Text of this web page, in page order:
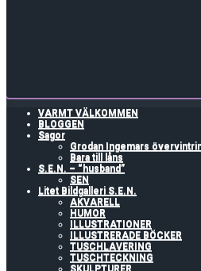
VARMT VÄLKOMMEN
BLOGGEN
Sagor
Grodan Ingemars
Bara till låns
S.E.N. – “husband”
SEN
Litet Bildgalleri S.E.N.
AKVARELL
HUMOR
ILLUSTRATIONER
ILLUSTRERADE BÖCKER
TUSCHLAVERING
TUSCHTECKNING
SKULPTURER